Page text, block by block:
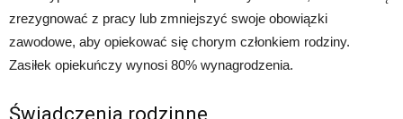
zrezygnować z pracy lub zmniejszyć swoje obowiązki
zawodowe, aby opiekować się chorym członkiem rodziny.
Zasiłek opiekuńczy wynosi 80% wynagrodzenia.
Świadczenia rodzinne